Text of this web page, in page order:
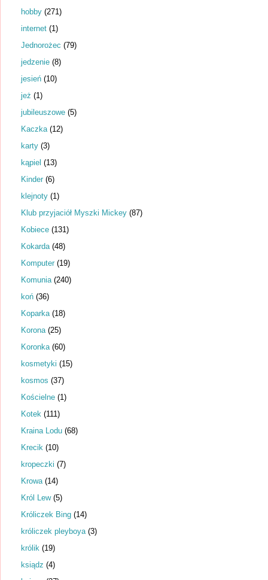
hobby (271)
internet (1)
Jednorożec (79)
jedzenie (8)
jesień (10)
jeż (1)
jubileuszowe (5)
Kaczka (12)
karty (3)
kąpiel (13)
Kinder (6)
klejnoty (1)
Klub przyjaciół Myszki Mickey (87)
Kobiece (131)
Kokarda (48)
Komputer (19)
Komunia (240)
koń (36)
Koparka (18)
Korona (25)
Koronka (60)
kosmetyki (15)
kosmos (37)
Kościelne (1)
Kotek (111)
Kraina Lodu (68)
Krecik (10)
kropeczki (7)
Krowa (14)
Król Lew (5)
Króliczek Bing (14)
króliczek pleyboya (3)
królik (19)
ksiądz (4)